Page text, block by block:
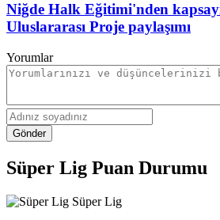
Niğde Halk Eğitimi'nden
Uluslararası Proje paylaşımı
Yorumlar
Gönder
Süper Lig Puan Durumu
Süper Lig